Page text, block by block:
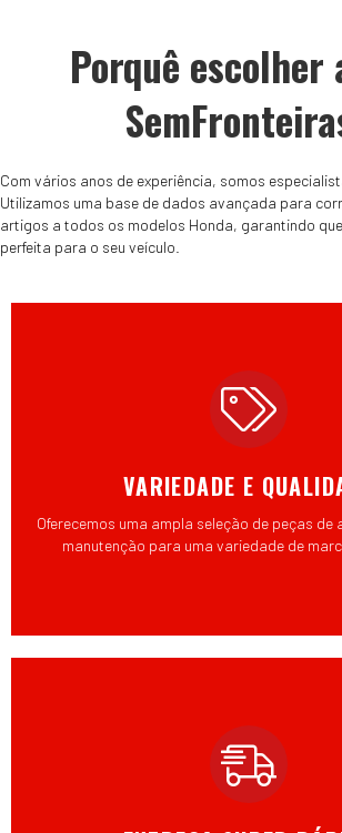
Porquê escolher
Com vários anos de experiência, somos
Utilizamos uma base de dados avançada para
artigos a todos os modelos Honda, garantindo
perfeita para o seu veículo.
VARIEDADE E
Oferecemos uma ampla seleção de peças de
manutenção para uma variedade de